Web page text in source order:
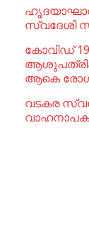
സ്വദേശി
കോവിഡ്
ആകെ
വടകര